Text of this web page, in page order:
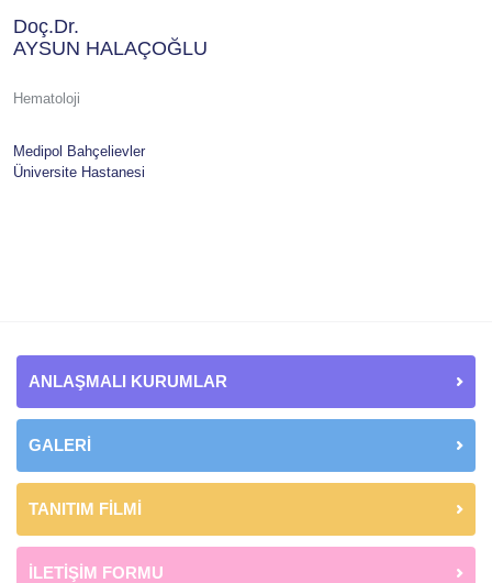
Doç.Dr.
AYSUN HALAÇOĞLU
Hematoloji
Medipol Bahçelievler
Üniversite Hastanesi
ANLAŞMALI KURUMLAR
GALERİ
TANITIM FİLMİ
İLETİŞİM FORMU